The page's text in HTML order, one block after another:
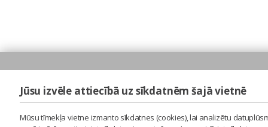
Jūsu izvēle attiecībā uz sīkdatnēm šajā vietnē
Mūsu tīmekļa vietne izmanto sīkdatnes (cookies), lai analizētu